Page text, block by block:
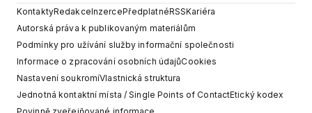
KontaktyRedakceInzercePředplatnéRSSKariéra
Autorská práva k publikovaným materiálům
Podmínky pro užívání služby informační společnosti
Informace o zpracování osobních údajůCookies
Nastavení soukromíVlastnická struktura
Jednotná kontaktní místa / Single Points of ContactEtický kodex